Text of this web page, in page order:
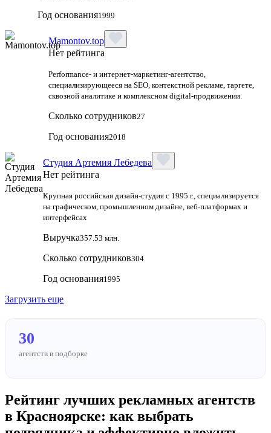
Год основания1999
Mamontov.top
Нет рейтинга
Performance‑ и интернет‑маркетинг‑агентство,
специализирующееся на SEO, контекстной рекламе, таргете,
сквозной аналитике и комплексном digital‑продвижении.
Сколько сотрудников27
Год основания2018
Студия Артемия Лебедева
Нет рейтинга
Крупная российская дизайн‑студия с 1995 г., специализируется
на графическом, промышленном дизайне, веб‑платформах и
интерфейсах
Выручка357.53 млн.
Сколько сотрудников304
Год основания1995
Загрузить еще
30
агентств в подборке
Рейтинг лучших рекламных агентств
в Красноярске: как выбрать